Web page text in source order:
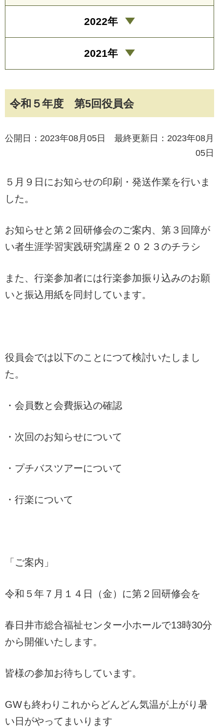
令和５年度 第5回役員会
公開日：2023年08月05日 最終更新日：2023年08月
05日
５月９日にお知らせの印刷・発送作業を行いま
した。
お知らせと第２回研修会のご案内、第３回障が
い者生涯学習実践研究講座２０２３のチラシ
また、行楽参加者には行楽参加振り込みのお願
いと振込用紙を同封しています。
役員会では以下のことにつて検討いたしまし
た。
・会員数と会費振込の確認
・次回のお知らせについて
・プチバスツアーについて
・行楽について
「ご案内」
令和５年７月１４日（金）に第２回研修会を
春日井市総合福祉センター小ホールで13時30分
から開催いたします。
皆様の参加お待ちしています。
GWも終わりこれからどんどん気温が上がり暑
い日がやってまいります
2022年
2021年